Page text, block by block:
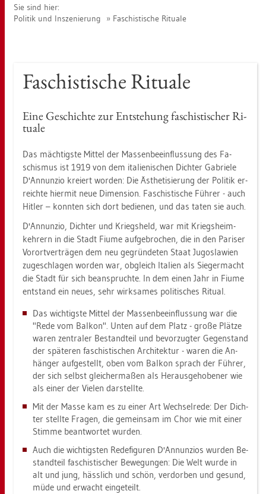
Sie sind hier:
Po­li­tik und In­sze­nie­rung
Fa­schis­ti­sche Ri­tua­le
Fa­schis­ti­sche Ri­tua­le
Eine Ge­schich­te zur Ent­ste­hung fa­schis­ti­scher Ri­
tua­le
Das mäch­tigs­te Mit­tel der Mas­sen­be­ein­flus­sung des Fa­
schis­mus ist 1919 von dem ita­lie­ni­schen Dich­ter Ga­brie­le
D'An­nun­zio kre­iert wor­den: Die Äs­the­ti­sie­rung der Po­li­tik er­
reich­te hier­mit neue Di­men­si­on. Fa­schis­ti­sche Füh­rer - auch
Hit­ler – konn­ten sich dort be­die­nen, und das taten sie auch.
D'An­nun­zio, Dich­ter und Kriegs­held, war mit Kriegs­heim­
keh­rern in die Stadt Fiume auf­ge­bro­chen, die in den Pa­ri­ser
Vor­ort­ver­trä­gen dem neu ge­grün­de­ten Staat Ju­go­sla­wi­en
zu­ge­schla­gen wor­den war, ob­gleich Ita­li­en als Sie­ger­macht
die Stadt für sich be­an­spruch­te. In dem einen Jahr in Fiume
ent­stand ein neues, sehr wirk­sa­mes po­li­ti­sches Ri­tu­al.
Das wich­tigs­te Mit­tel der Mas­sen­be­ein­flus­sung war die
"Rede vom Bal­kon". Unten auf dem Platz - große Plät­ze
waren zen­tra­ler Be­stand­teil und be­vor­zug­ter Ge­gen­stand
der spä­te­ren fa­schis­ti­schen Ar­chi­tek­tur - waren die An­
hän­ger auf­ge­stellt, oben vom Bal­kon sprach der Füh­rer,
der sich selbst glei­cher­ma­ßen als Her­aus­ge­ho­be­ner wie
als einer der Vie­len dar­stell­te.
Mit der Masse kam es zu einer Art Wech­sel­re­de: Der Dich­
ter stell­te Fra­gen, die ge­mein­sam im Chor wie mit einer
Stim­me be­ant­wor­tet wur­den.
Auch die wich­tigs­ten Re­de­fi­gu­ren D'An­nun­zios wur­den Be­
stand­teil fa­schis­ti­scher Be­we­gun­gen: Die Welt wurde in
alt und jung, häss­lich und schön, ver­dor­ben und ge­sund,
müde und er­wacht ein­ge­teilt.